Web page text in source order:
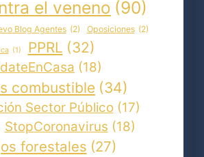
el veneno (90)
Blog Agentes (2) Oposiciones (2)
(1) PPRL (32)
(18)
combustible (34)
Sector Público (17)
StopCoronavirus (18)
forestales (27)